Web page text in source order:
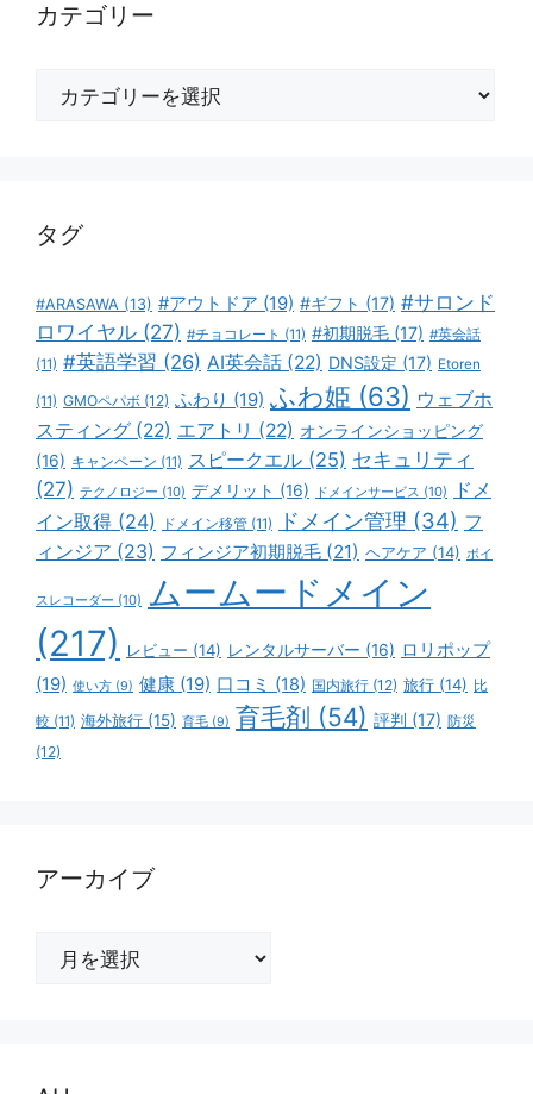
カテゴリー
タグ
#ARASAWA (13) #アウトドア (19) #ギフト (17) #サロンド
ロワイヤル (27) #チョコレート (11) #初期脱毛 (17) #英会話
(11) #英語学習 (26) AI英会話 (22) DNS設定 (17) Etoren
(11) GMOペパボ (12) ふわり (19) ふわ姫 (63) ウェブホ
スティング (22) エアトリ (22) オンラインショッピング
(16) キャンペーン (11) スピークエル (25) セキュリティ
(27) テクノロジー (10) デメリット (16) ドメインサービス (10)
ドメ
イン取得 (24) ドメイン移管 (11) ドメイン管理 (34) フ
ィンジア (23) フィンジア初期脱毛 (21) ヘアケア (14) ボイ
スレコーダー (10) ムームードメイン
(217)
レビュー (14) レンタルサーバー (16) ロリポップ
(19) 使い方 (9) 健康 (19) 口コミ (18) 国内旅行 (12) 旅行 (14) 比
較 (11) 海外旅行 (15) 育毛 (9) 育毛剤 (54) 評判 (17) 防災
(12)
アーカイブ